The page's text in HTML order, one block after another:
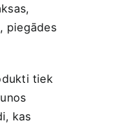
​piegādes
tiek
kas